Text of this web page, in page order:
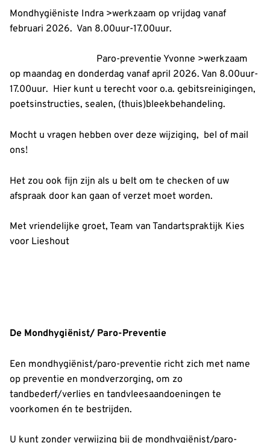
Mondhygiëniste Indra >werkzaam op vrijdag vanaf
februari 2026. Van 8.00uur-17.00uur.
Paro-preventie Yvonne >werkzaam
op maandag en donderdag vanaf april 2026. Van 8.00uur-
17.00uur. Hier kunt u terecht voor o.a. gebitsreinigingen,
poetsinstructies, sealen, (thuis)bleekbehandeling.
Mocht u vragen hebben over deze wijziging, bel of mail
ons!
Het zou ook fijn zijn als u belt om te checken of uw
afspraak door kan gaan of verzet moet worden.
Met vriendelijke groet, Team van Tandartspraktijk Kies
voor Lieshout
De Mondhygiënist/ Paro-Preventie
Een mondhygiënist/paro-preventie richt zich met name
op preventie en mondverzorging, om zo
tandbederf/verlies en tandvleesaandoeningen te
voorkomen én te bestrijden.
U kunt zonder verwijzing bij de mondhygiënist/paro-